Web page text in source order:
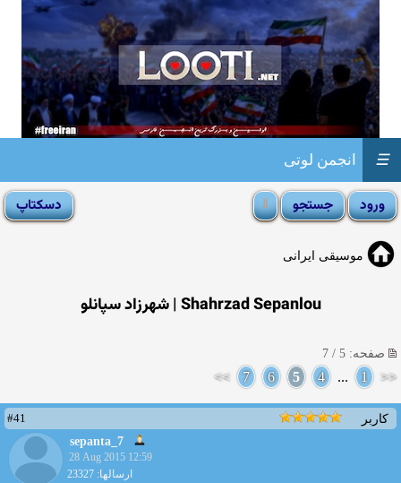
انجمن لوتی ☰
موسیقی ایرانی
Shahrzad Sepanlou | شهرزاد سپانلو
صفحه: 5 / 7
<<
1
...
4
5
6
7
>>
کاربر
#41
sepanta_7
28 Aug 2015 12:59
ارسالها: 23327